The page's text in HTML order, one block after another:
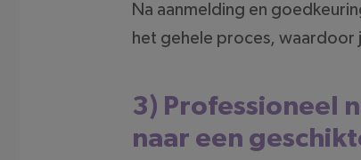
Na aanmelding en
het gehele proces, waardoor
3) Professioneel
naar een